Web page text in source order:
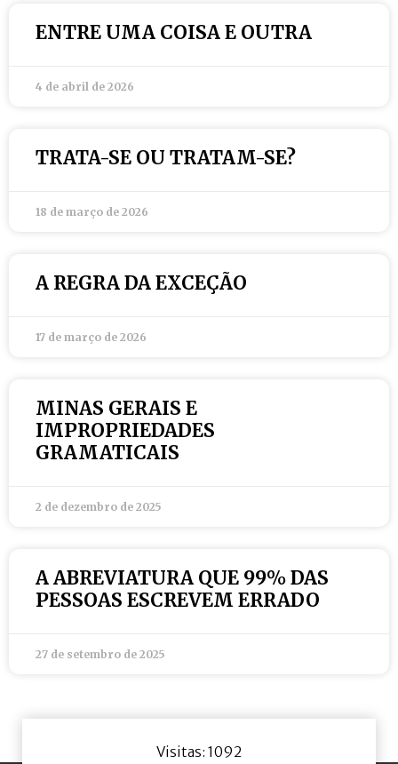
ENTRE UMA COISA E OUTRA
4 de abril de 2026
TRATA-SE OU TRATAM-SE?
18 de março de 2026
A REGRA DA EXCEÇÃO
17 de março de 2026
MINAS GERAIS E
IMPROPRIEDADES
GRAMATICAIS
2 de dezembro de 2025
A ABREVIATURA QUE 99% DAS
PESSOAS ESCREVEM ERRADO
27 de setembro de 2025
Visitas: 1092